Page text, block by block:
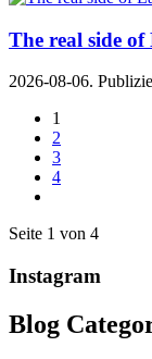
The real side
2026-08-06.
1
2
3
4
Seite 1 von 4
Instagram
Blog